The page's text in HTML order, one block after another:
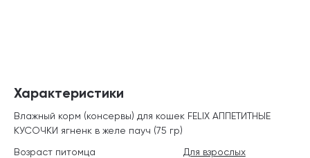
Характеристики
Влажный корм (консервы) для кошек FELIX АППЕТИТНЫЕ
КУСОЧКИ ягненк в желе пауч (75 гр)
Возраст питомца
Для взрослых